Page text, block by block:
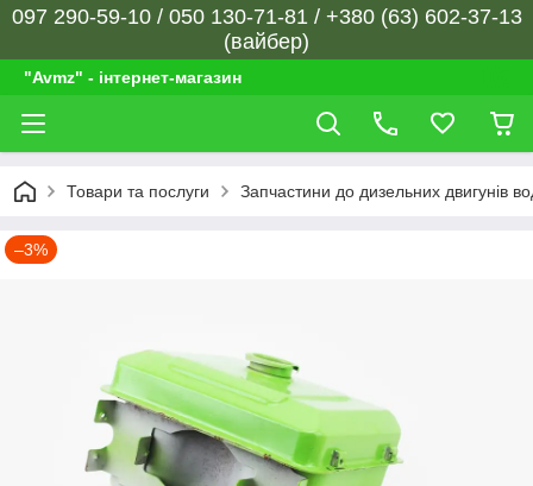
097 290-59-10 / 050 130-71-81 / +380 (63) 602-37-13
(вайбер)
"Avmz" - інтернет-магазин
Товари та послуги Запчастини до дизельних двигунів
–3%